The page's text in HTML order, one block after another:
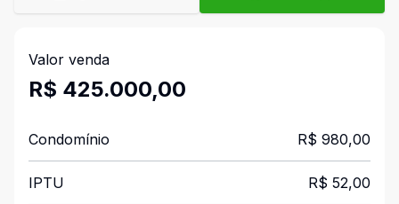
Valor venda
R$ 425.000,00
Condomínio R$ 980,00
IPTU R$ 52,00